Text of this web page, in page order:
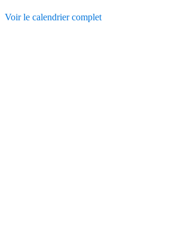
Voir le calendrier complet